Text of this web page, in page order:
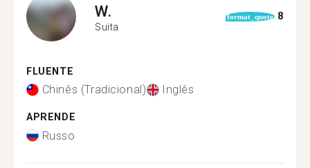
W.
Suita
format_quote 8
FLUENTE
Chinês (Tradicional) Inglês
APRENDE
Russo